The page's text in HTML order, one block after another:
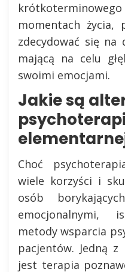
momentach życia,
zdecydować się na
mającą na celu
swoimi emocjami.
Jakie są
Choć
wiele korzyści i
osób
emocjonalnymi,
metody wsparcia
pacjentów. Jedną
jest terapia